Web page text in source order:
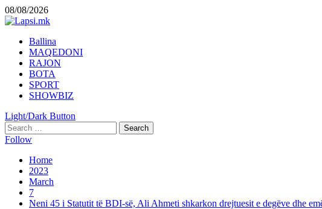
Skip
to
08/08/2026
Primary
Menu
Ballina
MAQEDONI
RAJON
BOTA
SPORT
SHOWBIZ
Light/Dark Button
Search
for:
Follow
Home
2023
March
7
Neni 45 i Statutit të BDI-së, Ali Ahmeti shkarkon drejtuesit e degëve dhe